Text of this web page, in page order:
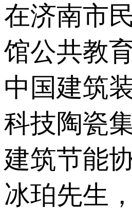
在济南市
馆公共教育
中国建筑
科技陶瓷集
建筑节能
冰珀先生